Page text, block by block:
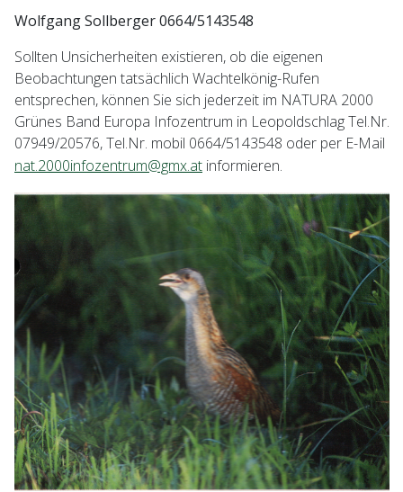
Wolfgang Sollberger 0664/5143548
Sollten Unsicherheiten existieren, ob die eigenen
Beobachtungen tatsächlich Wachtelkönig-Rufen
entsprechen, können Sie sich jederzeit im NATURA 2000
Grünes Band Europa Infozentrum in Leopoldschlag Tel.Nr.
07949/20576, Tel.Nr. mobil 0664/5143548 oder per E-Mail
nat.2000infozentrum@gmx.at informieren.